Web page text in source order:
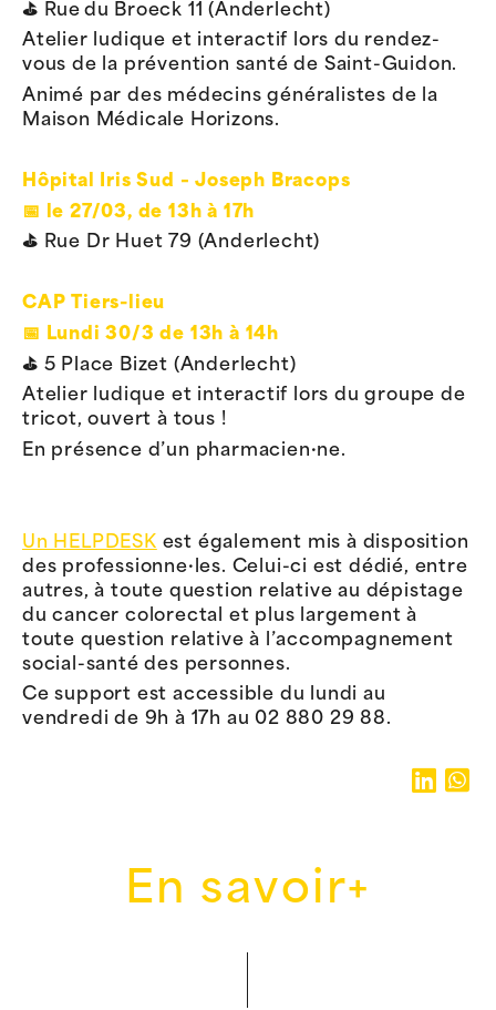
⛳️ Rue du Broeck 11 (Anderlecht)
Atelier ludique et interactif lors du rendez-
vous de la prévention santé de Saint-Guidon.
Animé par des médecins généralistes de la
Maison Médicale Horizons.
Hôpital Iris Sud – Joseph Bracops
📅 le 27/03, de13h à 17h
⛳️ Rue Dr Huet 79 (Anderlecht)
CAP Tiers-lieu
📅
Lundi 30/3 de 13h à 14h
⛳️ 5 Place Bizet (Anderlecht)
Atelier ludique et interactif lors du groupe de
tricot, ouvert à tous !
En présence d’un pharmacien·ne.
Un HELPDESK est également mis à disposition
des professionne·les. Celui-ci est dédié, entre
autres, à toute question relative au dépistage
du cancer colorectal et plus largement à
toute question relative à l’accompagnement
social-santé des personnes.
Ce support est accessible du lundi au
vendredi de 9h à 17h au 02 880 29 88.
En savoir+